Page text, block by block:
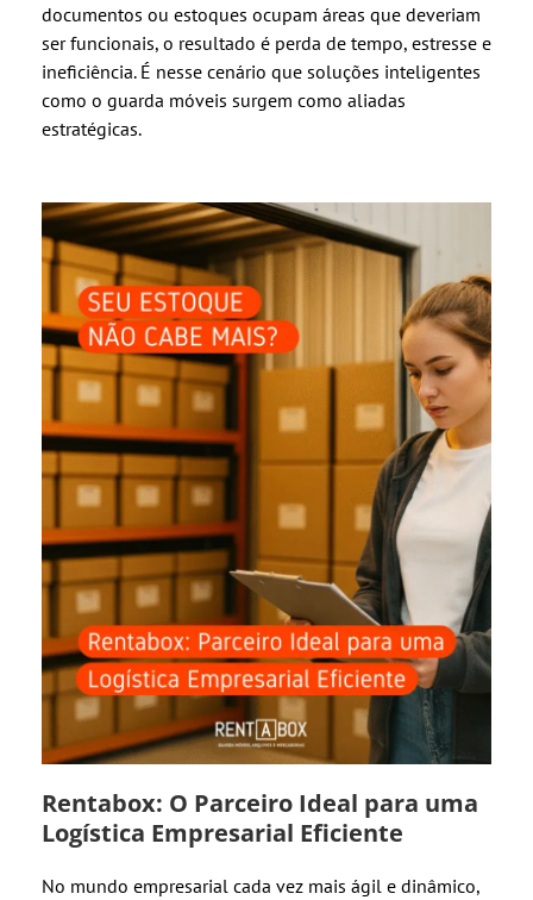
documentos ou estoques ocupam áreas que deveriam
ser funcionais, o resultado é perda de tempo, estresse e
ineficiência. É nesse cenário que soluções inteligentes
como o guarda móveis surgem como aliadas
estratégicas.
Rentabox: O Parceiro Ideal para uma
Logística Empresarial Eficiente
No mundo empresarial cada vez mais ágil e dinâmico,